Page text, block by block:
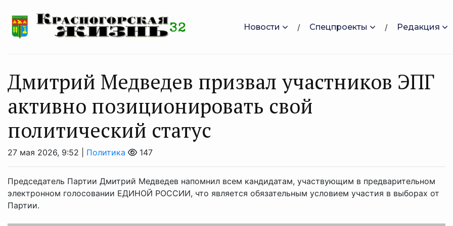
Новости Спецпроекты Редакция
Дмитрий Медведев призвал участников ЭПГ
активно позиционировать свой
политический статус
27 мая 2026, 9:52 | Политика 147
Председатель Партии Дмитрий Медведев напомнил всем кандидатам, участвующим в предварительном
электронном голосовании ЕДИНОЙ РОССИИ, что является обязательным условием участия в выборах от
Партии.